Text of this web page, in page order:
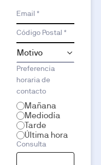
Email *
Código Postal *
Preferencia
horaria de
contacto
Mañana
Mediodía
Tarde
Última hora
Consulta